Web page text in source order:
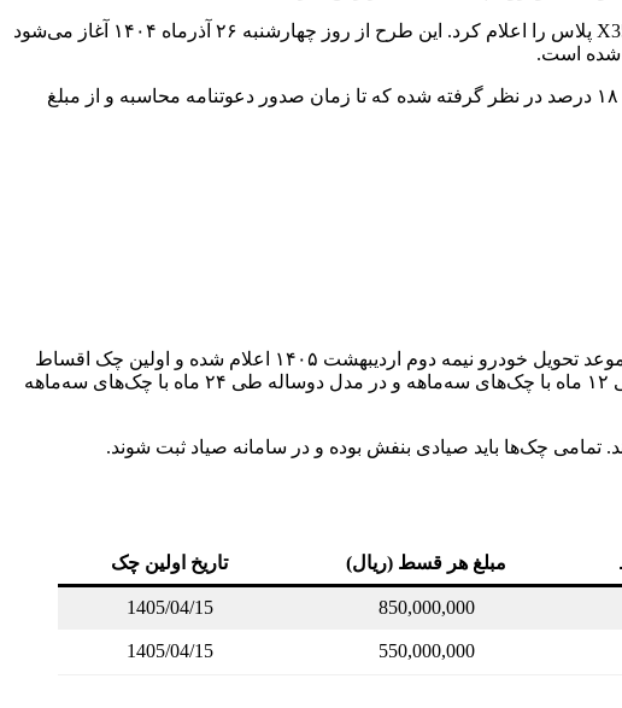
شرکت سانیار موتور پارسیان (تیگارد موتور) با انتشار بخشنامه شماره 800-221، شرایط فروش جدید کراس‌اوور کامپکت تیگارد X35 پلاس را اعلام کرد. این طرح از روز چهارشنبه ۲۶ آذرماه ۱۴۰۴ آغاز می‌شود
در مرحله ثبت‌نام، متقاضیان باید مبلغ ۹۰۰ میلیون تومان را به عنوان پیش‌پرداخت واریز کنند. برای این مبلغ سود مشارکت سالانه ۱۸ درصد در نظر گرفته شده که تا زمان صدور دعوتنامه محاسبه و از مبلغ
تسهیلات خرید خودرو ۸۰۰ میلیون تومان تعیین شده و بازپرداخت آن با یک دوره تنفس دو ماهه پس از تحویل خودرو آغاز می‌شود. موعد تحویل خودرو نیمه دوم اردیبهشت ۱۴۰۵ اعلام شده و اولین چک اقساط
باید در تاریخ ۱۵ تیرماه ۱۴۰۵ صادر شود. اقساط در دو مدل یک‌ساله و دوساله قابل انتخاب است؛ در مدل یک‌ساله، بازپرداخت طی ۱۲ ماه با چک‌های سه‌ماهه و در مدل دوساله طی ۲۴ ماه با چک‌های سه‌ماهه
تمامی چک‌ها باید صیادی بنفش بوده و در سامانه صیاد ثبت شوند.
مبلغ هر قسط (ریال) تاریخ اولین چک
850,000,000
1405/04/15
550,000,000
1405/04/15